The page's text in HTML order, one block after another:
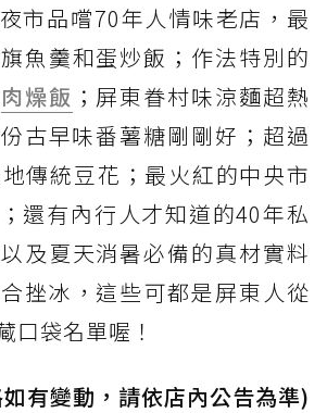
市品嚐70年人情味老店，最
魚羹和蛋炒飯；作法特別的
肉燥飯 ；屏東眷村味涼麵超熱
古早味番薯糖剛剛好；超過
傳統豆花；最火紅的中央市
還有內行人才知道的40年私
及夏天消暑必備的真材實料
挫冰，這些可都是屏東人從
口袋名單喔！
有變動，請依店內公告為準)